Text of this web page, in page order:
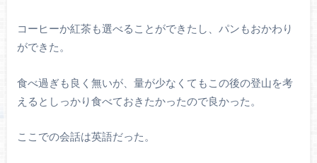
コーヒーか紅茶も選べることができたし、パンもおかわり
ができた。
食べ過ぎも良く無いが、量が少なくてもこの後の登山を考
えるとしっかり食べておきたかったので良かった。
ここでの会話は英語だった。